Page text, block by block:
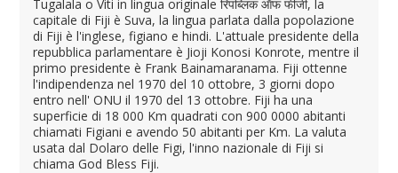
Tugalala o Viti in lingua originale रिपब्लिक ऑफ फीजी, la
capitale di Fiji è Suva, la lingua parlata dalla popolazione
di Fiji è l'inglese, figiano e hindi. L'attuale presidente della
repubblica parlamentare è Jioji Konosi Konrote, mentre il
primo presidente è Frank Bainamaranama. Fiji ottenne
l'indipendenza nel 1970 del 10 ottobre, 3 giorni dopo
entro nell' ONU il 1970 del 13 ottobre. Fiji ha una
superficie di 18 000 Km quadrati con 900 0000 abitanti
chiamati Figiani e avendo 50 abitanti per Km. La valuta
usata dal Dolaro delle Figi, l'inno nazionale di Fiji si
chiama God Bless Fiji.